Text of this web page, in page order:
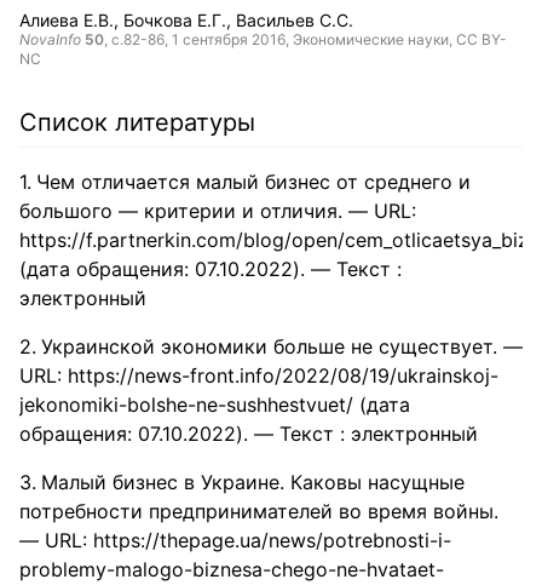
Алиева Е.В. Бочкова Е.Г. Васильев С.С.
NovaInfo 50, с.82-86, 1 сентября 2016, Экономические науки, CC BY-
NC
Список литературы
Чем отличается малый бизнес от среднего и
большого — критерии и отличия. — URL:
https://f.partnerkin.com/blog/open/
(дата обращения: 07.10.2022). — Текст :
электронный
Украинской экономики больше не существует. —
URL: https://news-front.info/2022/08/19/ukrainskoj-
jekonomiki-bolshe-ne-sushhestvuet/ (дата
обращения: 07.10.2022). — Текст : электронный
Малый бизнес в Украине. Каковы насущные
потребности предпринимателей во время войны.
— URL: https://thepage.ua/news/potrebnosti-i-
problemy-malogo-biznesa-chego-ne-hvataet-